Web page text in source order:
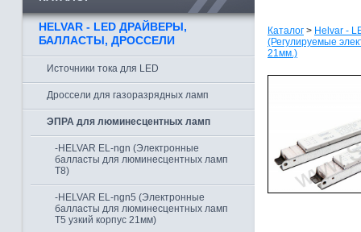
HELVAR - LED ДРАЙВЕРЫ,
БАЛЛАСТЫ, ДРОССЕЛИ
Источники тока для LED
Дроссели для газоразрядных ламп
ЭПРА для люминесцентных ламп
-HELVAR EL-ngn (Электронные
балласты для люминесцентных ламп
Т8)
-HELVAR EL-ngn5 (Электронные
балласты для люминесцентных ламп
Т5 узкий корпус 21мм)
Каталог > Helvar -
(Регулируемые
21мм.)